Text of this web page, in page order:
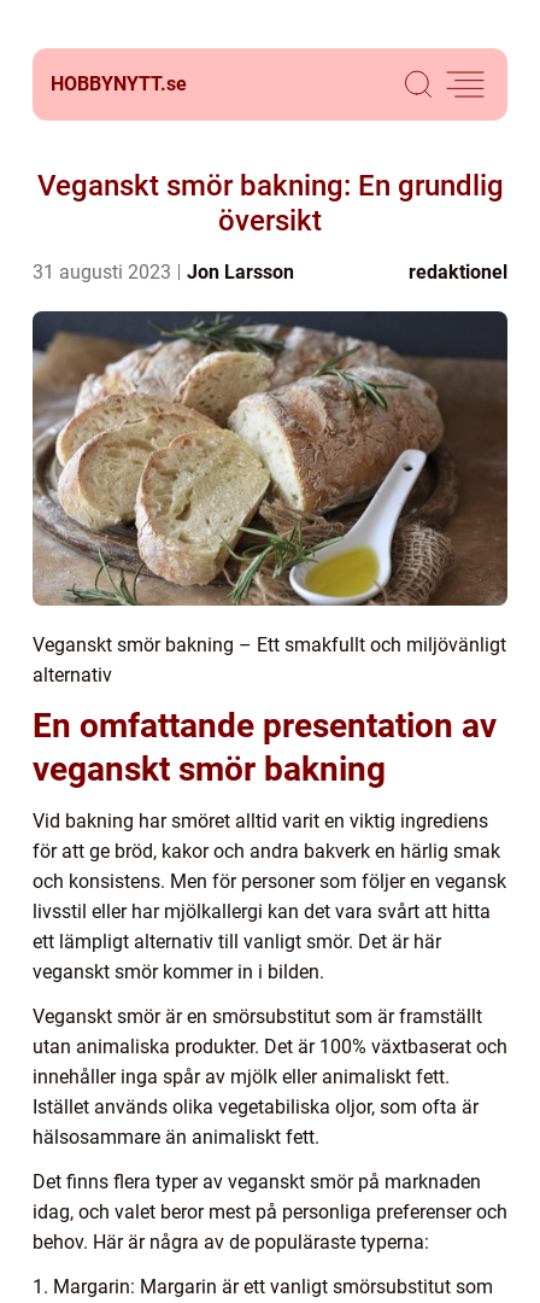
HOBBYNYTT.se
Veganskt smör bakning: En grundlig
översikt
31 augusti 2023 Jon Larsson redaktionel
Veganskt smör bakning – Ett smakfullt och miljövänligt
alternativ
En omfattande presentation av
veganskt smör bakning
Vid bakning har smöret alltid varit en viktig ingrediens
för att ge bröd, kakor och andra bakverk en härlig smak
och konsistens. Men för personer som följer en vegansk
livsstil eller har mjölkallergi kan det vara svårt att hitta
ett lämpligt alternativ till vanligt smör. Det är här
veganskt smör kommer in i bilden.
Veganskt smör är en smörsubstitut som är framställt
utan animaliska produkter. Det är 100% växtbaserat och
innehåller inga spår av mjölk eller animaliskt fett.
Istället används olika vegetabiliska oljor, som ofta är
hälsosammare än animaliskt fett.
Det finns flera typer av veganskt smör på marknaden
idag, och valet beror mest på personliga preferenser och
behov. Här är några av de populäraste typerna:
1. Margarin: Margarin är ett vanligt smörsubstitut som